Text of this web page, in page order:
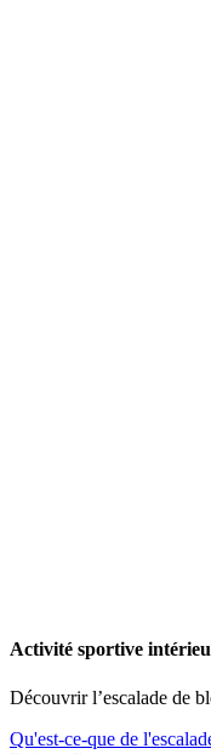
Activité sportive
Découvrir l’escalade de
Qu'est-ce-que de